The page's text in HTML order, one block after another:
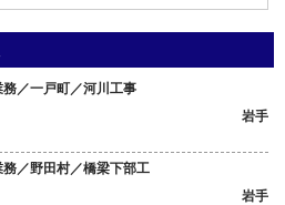
／一戸町／河川工事
岩手
／野田村／橋梁下部工
岩手